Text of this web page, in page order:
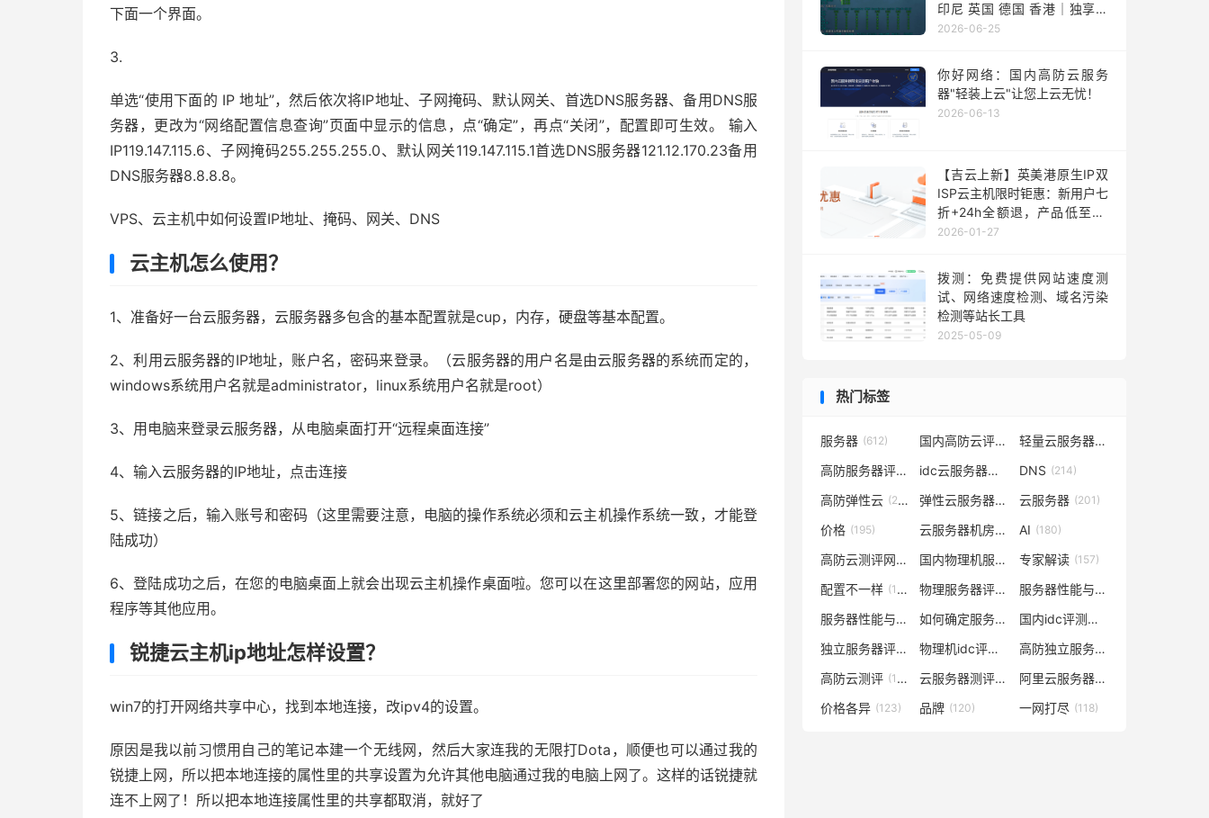
下面一个界面。
3.
单选“使用下面的 IP 地址”，然后依次将IP地址、子网掩码、默认网关、首选DNS服务器、备用DNS服
务器，更改为“网络配置信息查询”页面中显示的信息，点“确定”，再点“关闭”，配置即可生效。 输入
IP119.147.115.6、子网掩码255.255.255.0、默认网关119.147.115.1首选DNS服务器121.12.170.23备用
DNS服务器8.8.8.8。
VPS、云主机中如何设置IP地址、掩码、网关、DNS
云主机怎么使用？
1、准备好一台云服务器，云服务器多包含的基本配置就是cup，内存，硬盘等基本配置。
2、利用云服务器的IP地址，账户名，密码来登录。（云服务器的用户名是由云服务器的系统而定的，
windows系统用户名就是administrator，linux系统用户名就是root）
3、用电脑来登录云服务器，从电脑桌面打开“远程桌面连接”
4、输入云服务器的IP地址，点击连接
5、链接之后，输入账号和密码（这里需要注意，电脑的操作系统必须和云主机操作系统一致，才能登
陆成功）
6、登陆成功之后，在您的电脑桌面上就会出现云主机操作桌面啦。您可以在这里部署您的网站，应用
程序等其他应用。
锐捷云主机ip地址怎样设置？
win7的打开网络共享中心，找到本地连接，改ipv4的设置。
原因是我以前习惯用自己的笔记本建一个无线网，然后大家连我的无限打Dota，顺便也可以通过我的
锐捷上网，所以把本地连接的属性里的共享设置为允许其他电脑通过我的电脑上网了。这样的话锐捷就
连不上网了！所以把本地连接属性里的共享都取消，就好了
印尼 英国 德国 香港｜独享静
态 IPv4
2026-06-25
你好网络：国内高防云服务
器"轻装上云"让您上云无忧！
2026-06-13
【吉云上新】英美港原生IP双
ISP云主机限时钜惠：新用户七
折+24h全额退，产品低至36
元每月，TikTok业务秒部署！
2026-01-27
拨测：免费提供网站速度测
试、网络速度检测、域名污染
检测等站长工具
2025-05-09
热门标签
服务器 (612) 国内高防云评测 (302) 轻量云服务器(262)
高防服务器评测 (232) idc云服务器评测 (223)
DNS (214)
高防弹性云 (210) 弹性云服务器评测 (209)
云服务器 (201)
价格 (195) 云服务器机房评测 (185)
AI (180)
高防云测评网(169) 国内物理机服务器测评 (165)
专家解读 (157)
配置不一样 (148) 物理服务器评测 (148) 服务器性能与价格对比
服务器性能与什么有关 (138) 如何确定服务器数量及配置 (129)
国内idc评测云服务器
独立服务器评测 (128) 物理机idc评测网 (128) 高防独立服务器评测
高防云测评 (128) 云服务器测评网 (127) 阿里云服务器多少钱一年
价格各异 (123) 品牌 (120) 一网打尽 (118)